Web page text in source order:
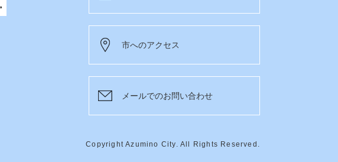
市へのアクセス
メールでのお問い合わせ
Copyright Azumino City. All Rights Reserved.